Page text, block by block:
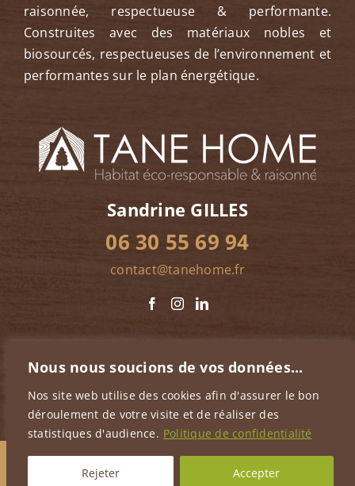
Nous nous soucions de vos données...
Nos site web utilise des cookies afin d'assurer le bon
déroulement de votre visite et de réaliser des
statistiques d'audience. Politique de confidentialité
Rejeter Accepter
raisonnée, respectueuse & performante.
Construites avec des matériaux nobles et
biosourcés, respectueuses de l’environnement et
performantes sur le plan énergétique.
Sandrine GILLES
06 30 55 69 94
contact@tanehome.fr
© TANE HOME
confidentialité
Nous écrire